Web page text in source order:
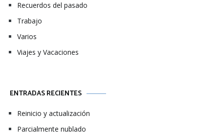
Recuerdos del pasado
Trabajo
Varios
Viajes y Vacaciones
ENTRADAS RECIENTES
Reinicio y actualización
Parcialmente nublado